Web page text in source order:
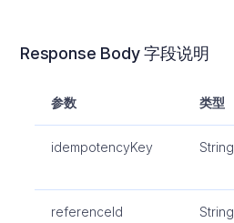
Response Body 字段说明
参数 类型
idempotencyKey String
referenceId String